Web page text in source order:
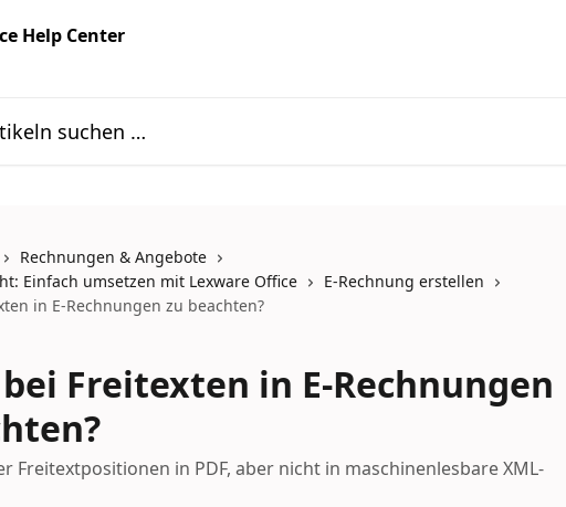
Rechnungen & Angebote
Einfach umsetzen mit Lexware Office
E-Rechnung erstellen
in E-Rechnungen zu beachten?
Freitexten in E-Rechnungen
Freitextpositionen in PDF, aber nicht in maschinenlesbare XML-